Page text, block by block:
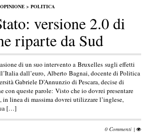
> POLITICA
versione 2.0 di
riparte da Sud
di un suo intervento a Bruxelles sugli effetti
dall’euro, Alberto Bagnai, docente di Politica
Gabriele D’Annunzio di Pescara, decise di
con queste parole: Visto che io dovrei presentare
linea di massima dovrei utilizzare l’inglese,
[…]
0 Commenti |